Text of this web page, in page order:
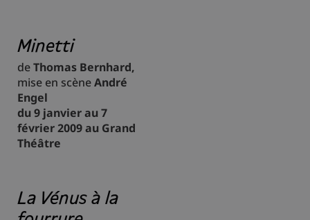
Minetti
deThomas Bernhard,
mise en scèneAndré
Engel
du 9 janvier au 7
février 2009 au Grand
Théâtre
La Vénus à la